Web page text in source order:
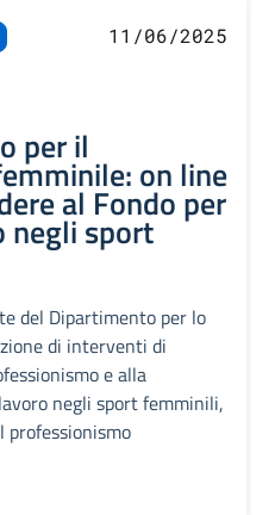
11/06/2025
per il
on line
al Fondo per
negli sport
del Dipartimento per lo
di interventi di
e alla
negli sport femminili,
professionismo